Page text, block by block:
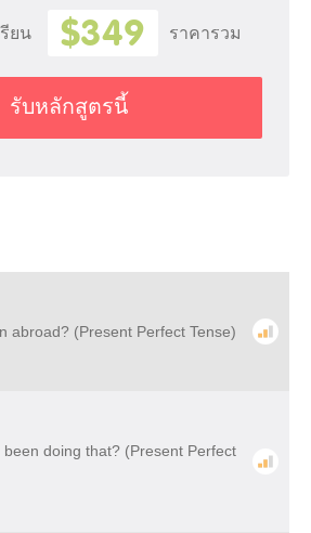
ยน $349 ราคารวม
รับหลักสูตรนี้
abroad? (Present Perfect Tense)
doing that? (Present Perfect